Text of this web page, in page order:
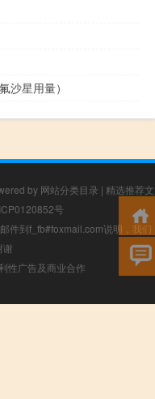
沙星用量）
by 网站分类目录 | 精选推荐文
号
件到f_fb#foxmail.com说明，我们
谢
性广告及商业合作